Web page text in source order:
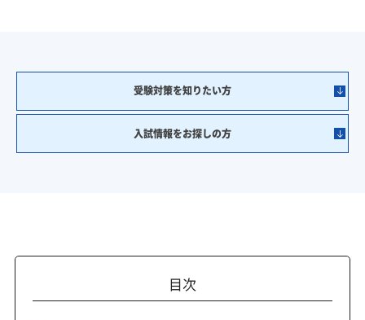
受験対策を知りたい方
入試情報をお探しの方
目次